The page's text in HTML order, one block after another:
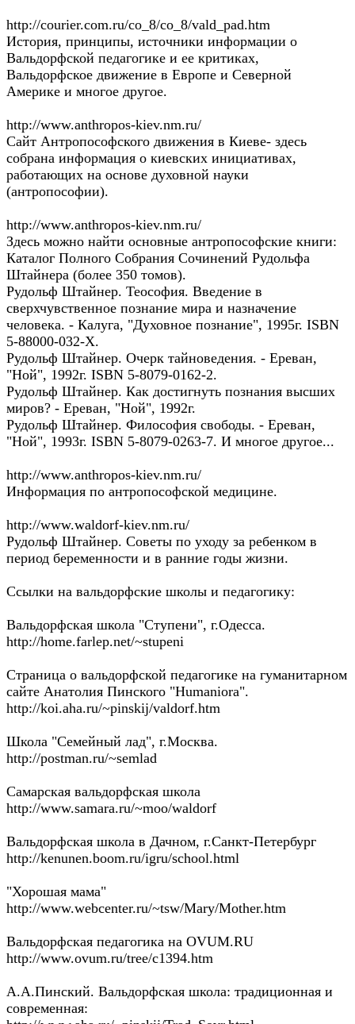
http://courier.com.ru/co_8/co_8/vald_pad.htm
История, принципы, источники информации о
Вальдорфской педагогике и ее критиках,
Вальдорфское движение в Европе и Северной
Америке и многое другое.
http://www.anthropos-kiev.nm.ru/
Сайт Антропософского движения в Киеве- здесь
собрана информация о киевских инициативах,
работающих на основе духовной науки
(антропософии).
http://www.anthropos-kiev.nm.ru/
Здесь можно найти основные антропософские книги:
Каталог Полного Собрания Сочинений Рудольфа
Штайнера (более 350 томов).
Рудольф Штайнер. Теософия. Введение в
сверхчувственное познание мира и назначение
человека. - Калуга, "Духовное познание", 1995г. ISBN
5-88000-032-X.
Рудольф Штайнер. Очерк тайноведения. - Ереван,
"Ной", 1992г. ISBN 5-8079-0162-2.
Рудольф Штайнер. Как достигнуть познания высших
миров? - Ереван, "Ной", 1992г.
Рудольф Штайнер. Философия свободы. - Ереван,
"Ной", 1993г. ISBN 5-8079-0263-7. И многое другое...
http://www.anthropos-kiev.nm.ru/
Информация по антропософской медицине.
http://www.waldorf-kiev.nm.ru/
Рудольф Штайнер. Советы по уходу за ребенком в
период беременности и в ранние годы жизни.
Ссылки на вальдорфские школы и педагогику:
Вальдорфская школа "Ступени", г.Одесса.
http://home.farlep.net/~stupeni
Страница о вальдорфской педагогике на гуманитарном
сайте Анатолия Пинского "Humaniora".
http://koi.aha.ru/~pinskij/valdorf.htm
Школа "Семейный лад", г.Москва.
http://postman.ru/~semlad
Самарская вальдорфская школа
http://www.samara.ru/~moo/waldorf
Вальдорфская школа в Дачном, г.Санкт-Петербург
http://kenunen.boom.ru/igru/school.html
"Хорошая мама"
http://www.webcenter.ru/~tsw/Mary/Mother.htm
Вальдорфская педагогика на OVUM.RU
http://www.ovum.ru/tree/c1394.htm
А.А.Пинский. Вальдорфская школа: традиционная и
современная: